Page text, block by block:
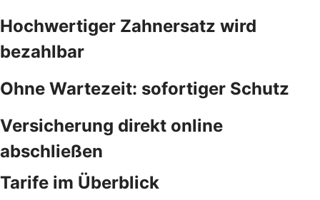
Hochwertiger Zahnersatz wird
bezahlbar
Ohne Wartezeit: sofortiger Schutz
Versicherung direkt online
abschließen
Tarife im Überblick